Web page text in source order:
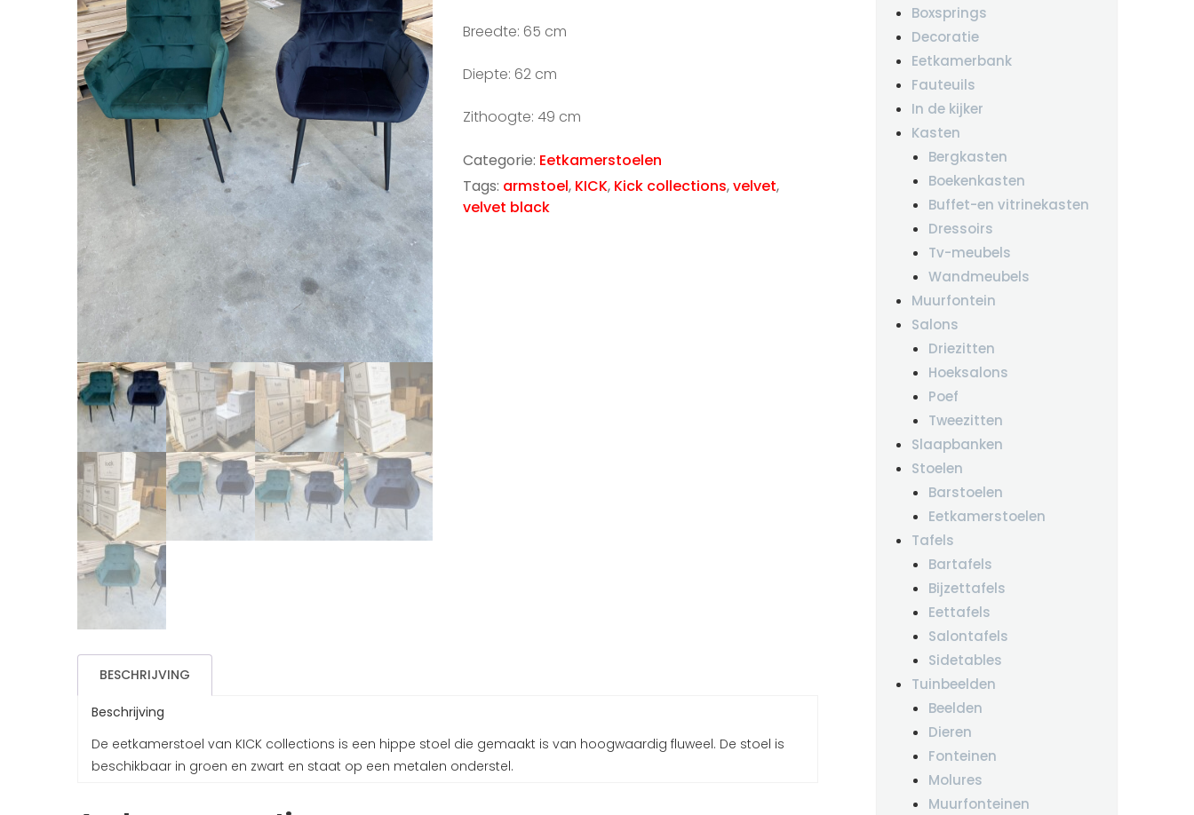
Breedte: 65 cm
Diepte: 62 cm
Zithoogte: 49 cm
Categorie: Eetkamerstoelen
Tags: armstoel, KICK, Kick collections,velvet,
velvet black
BESCHRIJVING
Beschrijving
De eetkamerstoel van KICK collections is een hippe stoel die gemaakt is van hoogwaardig fluweel. De stoel is
beschikbaar in groen en zwart en staat op een metalen onderstel.
Boxsprings
Decoratie
Eetkamerbank
Fauteuils
In de kijker
Kasten
Bergkasten
Boekenkasten
Buffet-en vitrinekasten
Dressoirs
Tv-meubels
Wandmeubels
Muurfontein
Salons
Driezitten
Hoeksalons
Poef
Tweezitten
Slaapbanken
Stoelen
Barstoelen
Eetkamerstoelen
Tafels
Bartafels
Bijzettafels
Eettafels
Salontafels
Sidetables
Tuinbeelden
Beelden
Dieren
Fonteinen
Molures
Muurfonteinen